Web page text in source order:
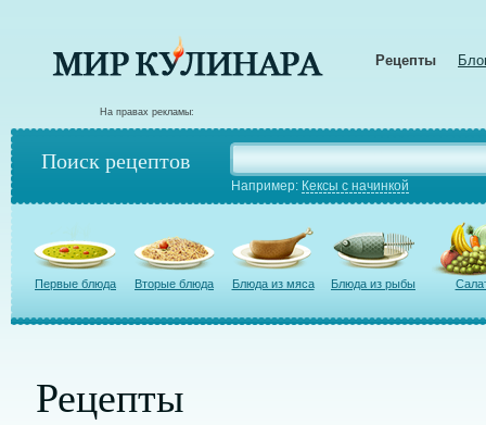
Рецепты
На правах рекламы:
Поиск рецептов
Например: Кексы с начинкой
Первые блюда Вторые блюда Блюда из мяса Блюда из рыбы
Рецепты